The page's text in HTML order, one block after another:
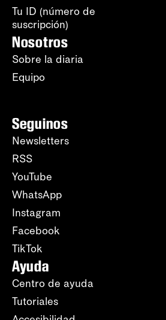
Tu ID (número de
suscripción)
Nosotros
Sobre la diaria
Equipo
Seguinos
Newsletters
RSS
YouTube
WhatsApp
Instagram
Facebook
TikTok
Ayuda
Centro de ayuda
Tutoriales